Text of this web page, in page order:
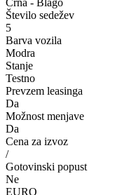
Število sedežev
5
Barva vozila
Modra
Stanje
Testno
Prevzem leasinga
Da
Možnost menjave
Da
Cena za izvoz
/
Gotovinski popust
Ne
EURO